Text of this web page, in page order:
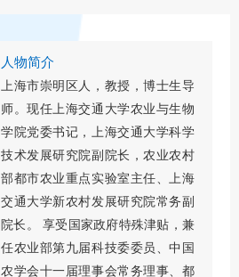
人物简介
上海市崇明区人，教授，博士生导
师。现任上海交通大学农业与生物
学院党委书记，上海交通大学科学
技术发展研究院副院长，农业农村
部都市农业重点实验室主任、上海
交通大学新农村发展研究院常务副
院长。 享受国家政府特殊津贴，兼
任农业部第九届科技委委员、中国
农学会十一届理事会常务理事、都